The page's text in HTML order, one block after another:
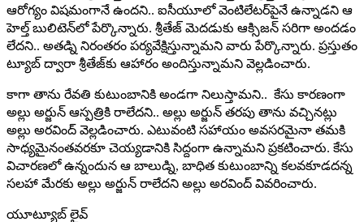
ఆరోగ్యం విషమంగానే ఉందని.. ఐసీయూలో వెంటిలేటర్‌పైనే ఉన్నాడని ఆ
హెల్త్‌ బులిటెన్‌లో పేర్కొన్నారు. శ్రీతేజ్ మెదడుకు ఆక్సిజన్‌ సరిగా అందడం
లేదని.. అతడ్ని నిరంతరం పర్యవేక్షిస్తున్నామని వారు పేర్కొన్నారు. ప్రస్తుతం
ట్యూబ్‌ ద్వారా శ్రీతేజ్‌కు ఆహారం అందిస్తున్నామని వెల్లడించారు.
కాగా తాను రేవతి కుటుంబానికి అండగా నిలుస్తామని.. కేసు కారణంగా
అల్లు అర్జున్ ఆస్పత్రికి రాలేదని.. అల్లు అర్జున్ తరపు తాను వచ్చినట్లు
అల్లు అరవింద్ వెల్లడించారు. ఎటువంటి సహాయం అవసరమైనా తమకి
సాధ్యమైనంతవరకూ చెయ్యడానికి సిద్దంగా ఉన్నామని ప్రకటించారు. కేసు
విచారణలో ఉన్నందున ఆ బాలుడ్ని, బాధిత కుటుంబాన్ని కలవకూడదన్న
సలహా మేరకు అల్లు అర్జున్ రాలేదని అల్లు అరవింద్ వివరించారు.
యూట్యూబ్ లైవ్